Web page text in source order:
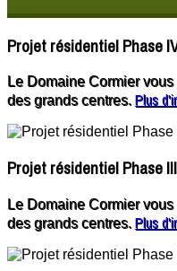
Projet résidentiel Phase
Le Domaine Cormier
des grands centres. Plus
Projet résidentiel Phase
Le Domaine Cormier
des grands centres. Plus